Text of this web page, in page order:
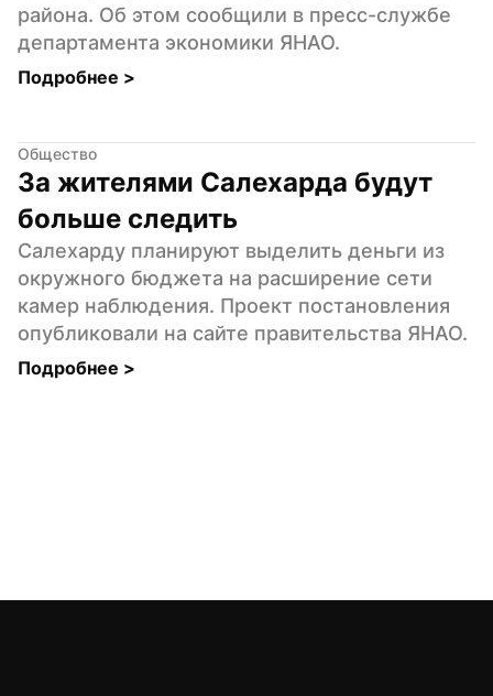
района. Об этом сообщили в пресс-службе
департамента экономики ЯНАО.
Подробнее >
Общество
За жителями Салехарда будут
больше следить
Салехарду планируют выделить деньги из
окружного бюджета на расширение сети
камер наблюдения. Проект постановления
опубликовали на сайте правительства ЯНАО.
Подробнее >